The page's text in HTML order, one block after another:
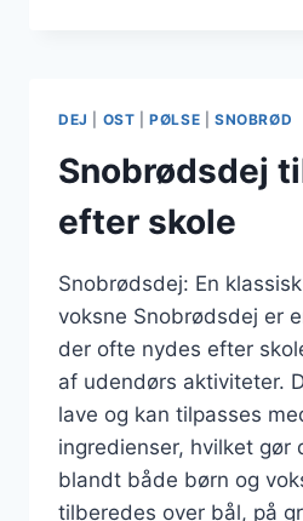
DEJ OST |PØLSE SNOBRØD
Snobrødsdej
efter skole
Snobrødsdej: En
voksne Snobrødsdej er
der ofte nydes efter
af udendørs aktiviteter.
lave og kan tilpasses
ingredienser, hvilket gør
blandt både børn og
tilberedes over bål, på